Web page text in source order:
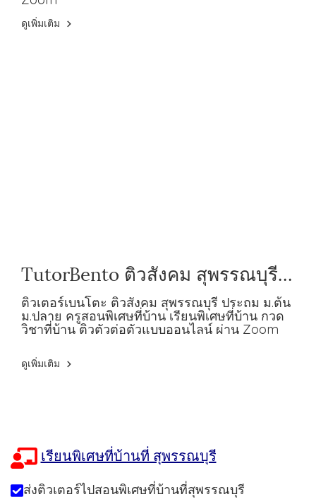
ดูเพิ่มเติม
TutorBento ติวสังคม สุพรรณบุรี
ประถม ม.ต้น ม.ปลาย
ติวเตอร์เบนโตะ ติวสังคม สุพรรณบุรี ประถม ม.ต้น
ม.ปลาย ครูสอนพิเศษที่บ้าน เรียนพิเศษที่บ้าน กวด
วิชาที่บ้าน ติวตัวต่อตัวแบบออนไลน์ ผ่าน Zoom
ดูเพิ่มเติม
เรียนพิเศษที่บ้านที่ สุพรรณบุรี
ส่งติวเตอร์ไปสอนพิเศษที่บ้านที่สุพรรณบุรี